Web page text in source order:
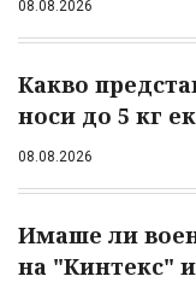
08.08.2026
Какво
носи до 5 кг
08.08.2026
Имаше ли
на "Кинтекс"